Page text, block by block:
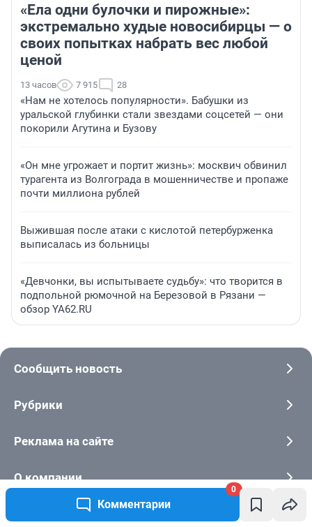
Комментарии
0
«Ела одни булочки и пирожные»:
экстремально худые новосибирцы — о
своих попытках набрать вес любой
ценой
13 часов 7 915 28
«Нам не хотелось популярности». Бабушки из
уральской глубинки стали звездами соцсетей — они
покорили Агутина и Бузову
«Он мне угрожает и портит жизнь»: москвич обвинил
турагента из Волгограда в мошенничестве и пропаже
почти миллиона рублей
Выжившая после атаки с кислотой петербурженка
выписалась из больницы
«Девчонки, вы испытываете судьбу»: что творится в
подпольной рюмочной на Березовой в Рязани —
обзор YA62.RU
Сообщить новость
Рубрики
Реклама на сайте
О компании
Наши вакансии